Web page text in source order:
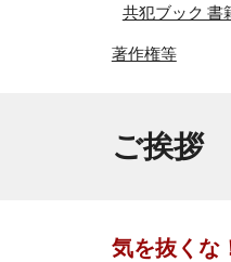
共犯ブック 書
著作権等
ご挨拶
気を抜く